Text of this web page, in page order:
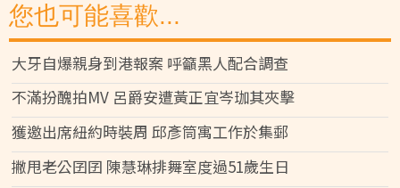
您也可能喜歡...
大牙自爆親身到港報案 呼籲黑人配合調查
不滿扮醜拍MV 呂爵安遭黃正宜岑珈其夾擊
獲邀出席紐約時裝周 邱彥筒寓工作於集郵
撇甩老公囝囝 陳慧琳排舞室度過51歲生日